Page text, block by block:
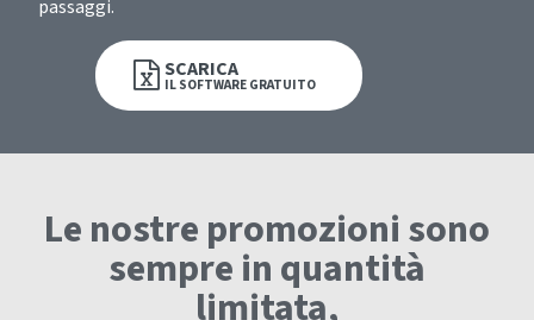
passaggi.
SCARICA
IL SOFTWARE GRATUITO
Le nostre promozioni sono
sempre in quantità
limitata,